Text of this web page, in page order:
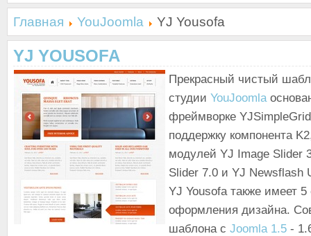
Главная YouJoomla YJ Yousofa
YJ YOUSOFA
Прекрасный чистый
студии YouJoomla
фреймворке
поддержку компонента
модулей YJ Image Slider
Slider 7.0 и YJ Newsflash
YJ Yousofa также имеет 5
оформления дизайна.
шаблона с Joomla 1.5 -